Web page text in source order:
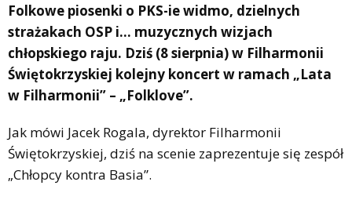
Folkowe piosenki o PKS-ie widmo, dzielnych
strażakach OSP i… muzycznych wizjach
chłopskiego raju. Dziś (8 sierpnia) w Filharmonii
Świętokrzyskiej kolejny koncert w ramach „Lata
w Filharmonii” – „Folklove”.
Jak mówi Jacek Rogala, dyrektor Filharmonii
Świętokrzyskiej, dziś na scenie zaprezentuje się zespół
„Chłopcy kontra Basia”.